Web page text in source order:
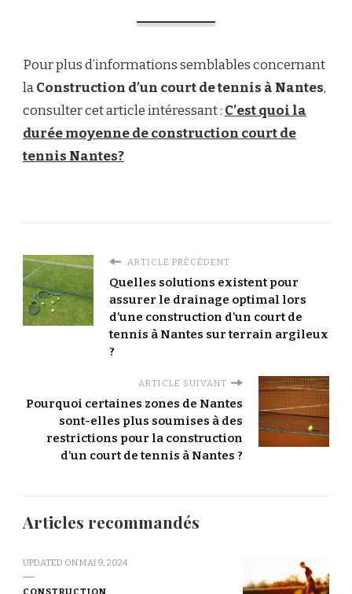
Pour plus d’informations semblables concernant
laConstruction d’un court de tennis à Nantes,
consulter cet article intéressant : C’est quoi la
durée moyenne de construction court de
tennis Nantes?
ARTICLE PRÉCÉDENT
Quelles solutions existent pour
assurer le drainage optimal lors
d’une construction d’un court de
tennis à Nantes sur terrain argileux
?
ARTICLE SUIVANT
Pourquoi certaines zones de Nantes
sont-elles plus soumises à des
restrictions pour la construction
d’un court de tennis à Nantes ?
Articles recommandés
UPDATED ONMAI 9, 2024
CONSTRUCTION